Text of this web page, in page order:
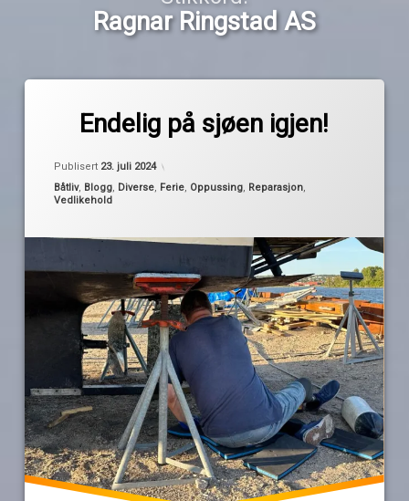
Ragnar Ringstad AS
Endelig på sjøen igjen!
Publisert 23. juli 2024
Kategorier:
Båtliv, Blogg, Diverse, Ferie, Oppussing, Reparasjon,
Vedlikehold
bunnstoff
oppussing
pakkboks
AS
reparasjon
vedlikehold